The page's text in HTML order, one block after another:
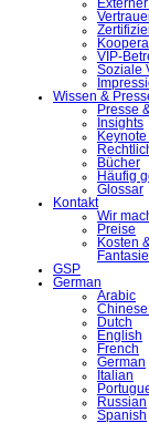
VIP-
Soziale
Wissen &
Presse
Insights
Bücher
Häufig
Glossar
Kontakt
Wir
Preise
Kosten
GSP
German
Arabic
Dutch
English
French
German
Italian
Russian
Spanish